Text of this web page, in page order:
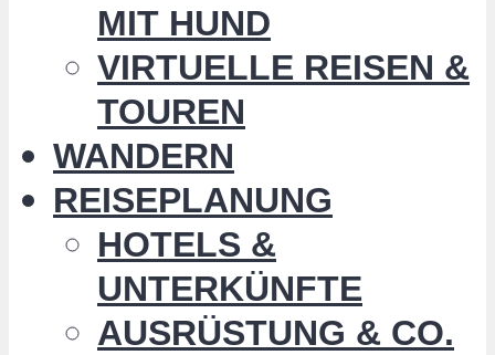
MIT HUND
VIRTUELLE REISEN &
TOUREN
WANDERN
REISEPLANUNG
HOTELS &
UNTERKÜNFTE
AUSRÜSTUNG & CO.